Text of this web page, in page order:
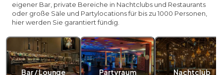
eigener Bar, private Bereiche in Nachtclubs und Restaurants
oder große Säle und Partylocations für bis zu 1000 Personen,
hier werden Sie garantiert fündig.
Bar / Lounge Partyraum Nachtclub